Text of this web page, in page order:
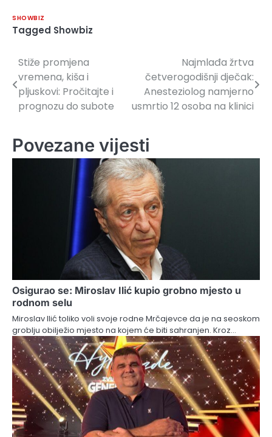
SHOWBIZ
Tagged Showbiz
Navigacija
članaka
Stiže promjena
vremena, kiša i
pljuskovi: Pročitajte i
prognozu do subote
Najmlađa žrtva
četverogodišnji dječak:
Anesteziolog namjerno
usmrtio 12 osoba na klinici
Povezane vijesti
Osigurao se: Miroslav Ilić kupio grobno mjesto u
rodnom selu
Miroslav Ilić toliko voli svoje rodne Mrčajevce da je na seoskom
groblju obilježio mjesto na kojem će biti sahranjen. Kroz…